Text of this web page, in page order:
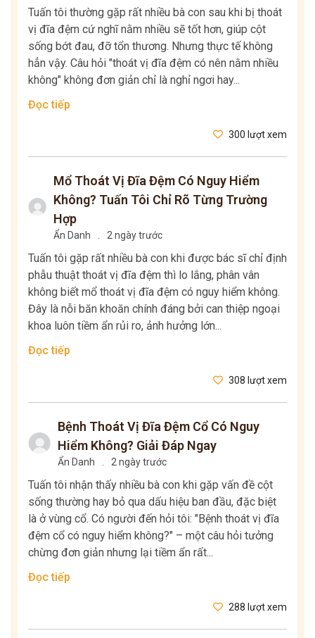
Tuấn tôi thường gặp rất nhiều bà con sau khi bị thoát
vị đĩa đệm cứ nghĩ nằm nhiều sẽ tốt hơn, giúp cột
sống bớt đau, đỡ tổn thương. Nhưng thực tế không
hẳn vậy. Câu hỏi "thoát vị đĩa đệm có nên nằm nhiều
không" không đơn giản chỉ là nghỉ ngơi hay...
Đọc tiếp
300 lượt xem
Mổ Thoát Vị Đĩa Đệm Có Nguy Hiểm
Không? Tuấn Tôi Chỉ Rõ Từng Trường
Hợp
Ẩn Danh 2 ngày trước
Tuấn tôi gặp rất nhiều bà con khi được bác sĩ chỉ định
phẫu thuật thoát vị đĩa đệm thì lo lắng, phân vân
không biết mổ thoát vị đĩa đệm có nguy hiểm không.
Đây là nỗi băn khoăn chính đáng bởi can thiệp ngoại
khoa luôn tiềm ẩn rủi ro, ảnh hưởng lớn...
Đọc tiếp
308 lượt xem
Bệnh Thoát Vị Đĩa Đệm Cổ Có Nguy
Hiểm Không? Giải Đáp Ngay
Ẩn Danh 2 ngày trước
Tuấn tôi nhận thấy nhiều bà con khi gặp vấn đề cột
sống thường hay bỏ qua dấu hiệu ban đầu, đặc biệt
là ở vùng cổ. Có người đến hỏi tôi: "Bệnh thoát vị đĩa
đệm cổ có nguy hiểm không?" – một câu hỏi tưởng
chừng đơn giản nhưng lại tiềm ẩn rất...
Đọc tiếp
288 lượt xem